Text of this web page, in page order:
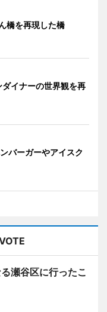
橋を再現した橋
イナーの世界観を再
ーガーやアイスク
瀬谷区に行ったこ